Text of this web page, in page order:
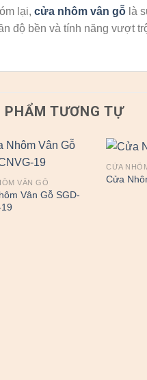
lại, cửa nhôm vân gỗlà
độ bền và tính năng vượt
PHẨM TƯƠNG TỰ
VÂN GỖ
Vân Gỗ SGD-
CỬA
Cửa